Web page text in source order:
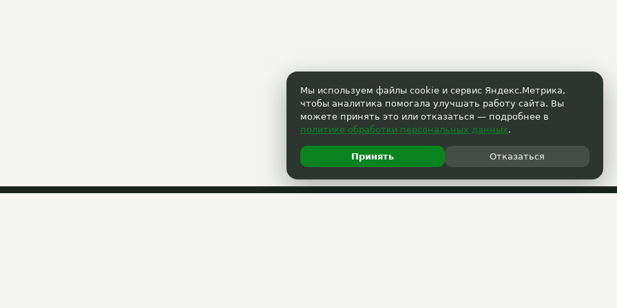
Мы используем файлы cookie и сервис Яндекс.Метрика,
чтобы аналитика помогала улучшать работу сайта. Вы
можете принять это или отказаться — подробнее в
политике обработки персональных данных.
Принять Отказаться